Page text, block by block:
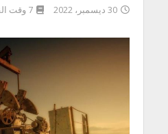
30 ديسمبر، 2022 7 وقت القراءة بالدقيقة